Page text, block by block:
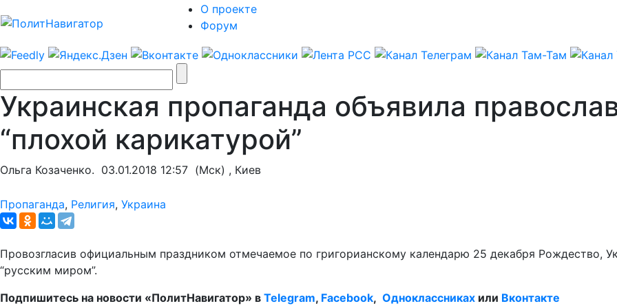
О проекте
Форум
Украинская пропаганда объявила
“плохой карикатурой”
Ольга Козаченко. 03.01.2018 12:57 (Мск) , Киев
Пропаганда, Религия, Украина
Провозгласив официальным праздником отмечаемое по григорианскому календарю 25 декабря Рождество,
“русским миром”.
Подпишитесь на новости «ПолитНавигатор» в Telegram, Facebook, Одноклассниках или Вконтакте